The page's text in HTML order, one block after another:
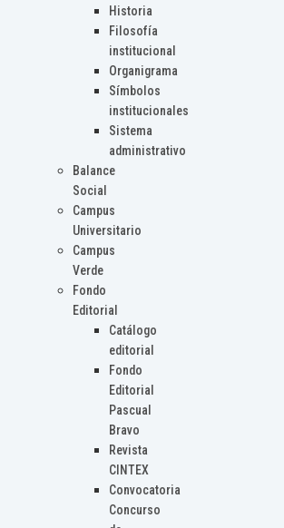
Historia
Filosofía
institucional
Organigrama
Símbolos
institucionales
Sistema
administrativo
Balance
Social
Campus
Universitario
Campus
Verde
Fondo
Editorial
Catálogo
editorial
Fondo
Editorial
Pascual
Bravo
Revista
CINTEX
Convocatoria
Concurso